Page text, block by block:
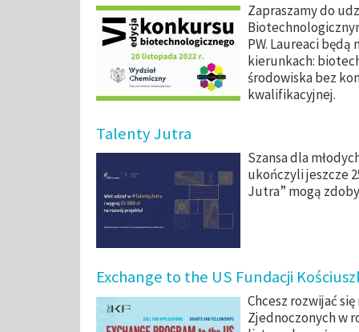
Zapraszamy do
PW. Laureaci
kierunkach:
środowiska bez
kwalifikacyjnej.
Talenty Jutra
Szansa dla
ukończyli jeszcze
Jutra” mogą
Exchange to the US Fundacji
Chcesz rozwijać
Zjednoczonych w